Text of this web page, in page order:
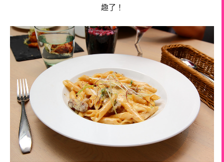
趣了！